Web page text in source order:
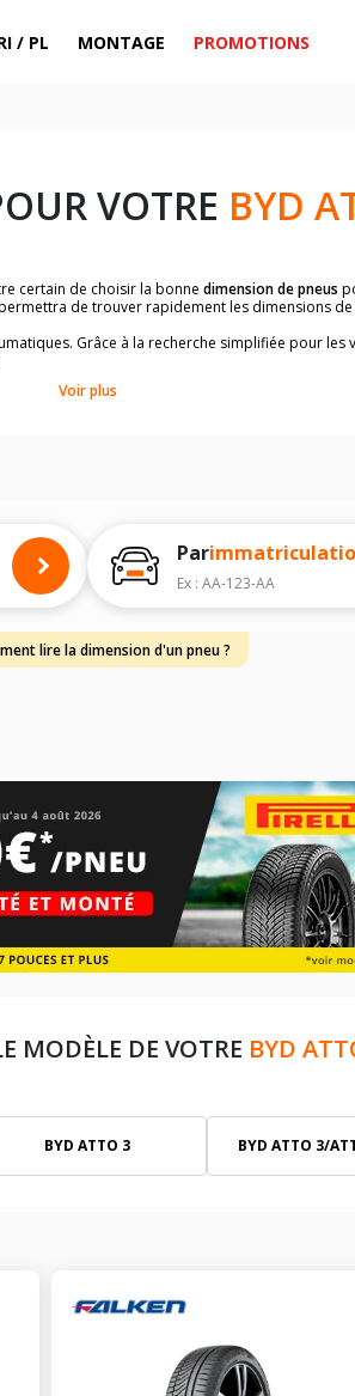
/ PL MONTAGE PROMOTIONS
VOTRE BYD
certain de choisir la bonne dimension de pneus
de trouver rapidement les dimensions
Grâce à la recherche simplifiée pour les
:
Voir plus
Par
Ex : AA-123-AA
lire la dimension d'un pneu ?
MODÈLE DE VOTRE BYD
BYD ATTO 3 BYD ATTO 3/